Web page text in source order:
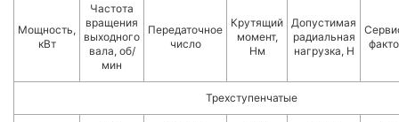
Мощность,
кВт
Частота
вращения
выходного
вала, об/
мин
Передаточное
число
Крутящий
момент,
Нм
Допустимая
радиальная
нагрузка, Н
Трехступенчатые